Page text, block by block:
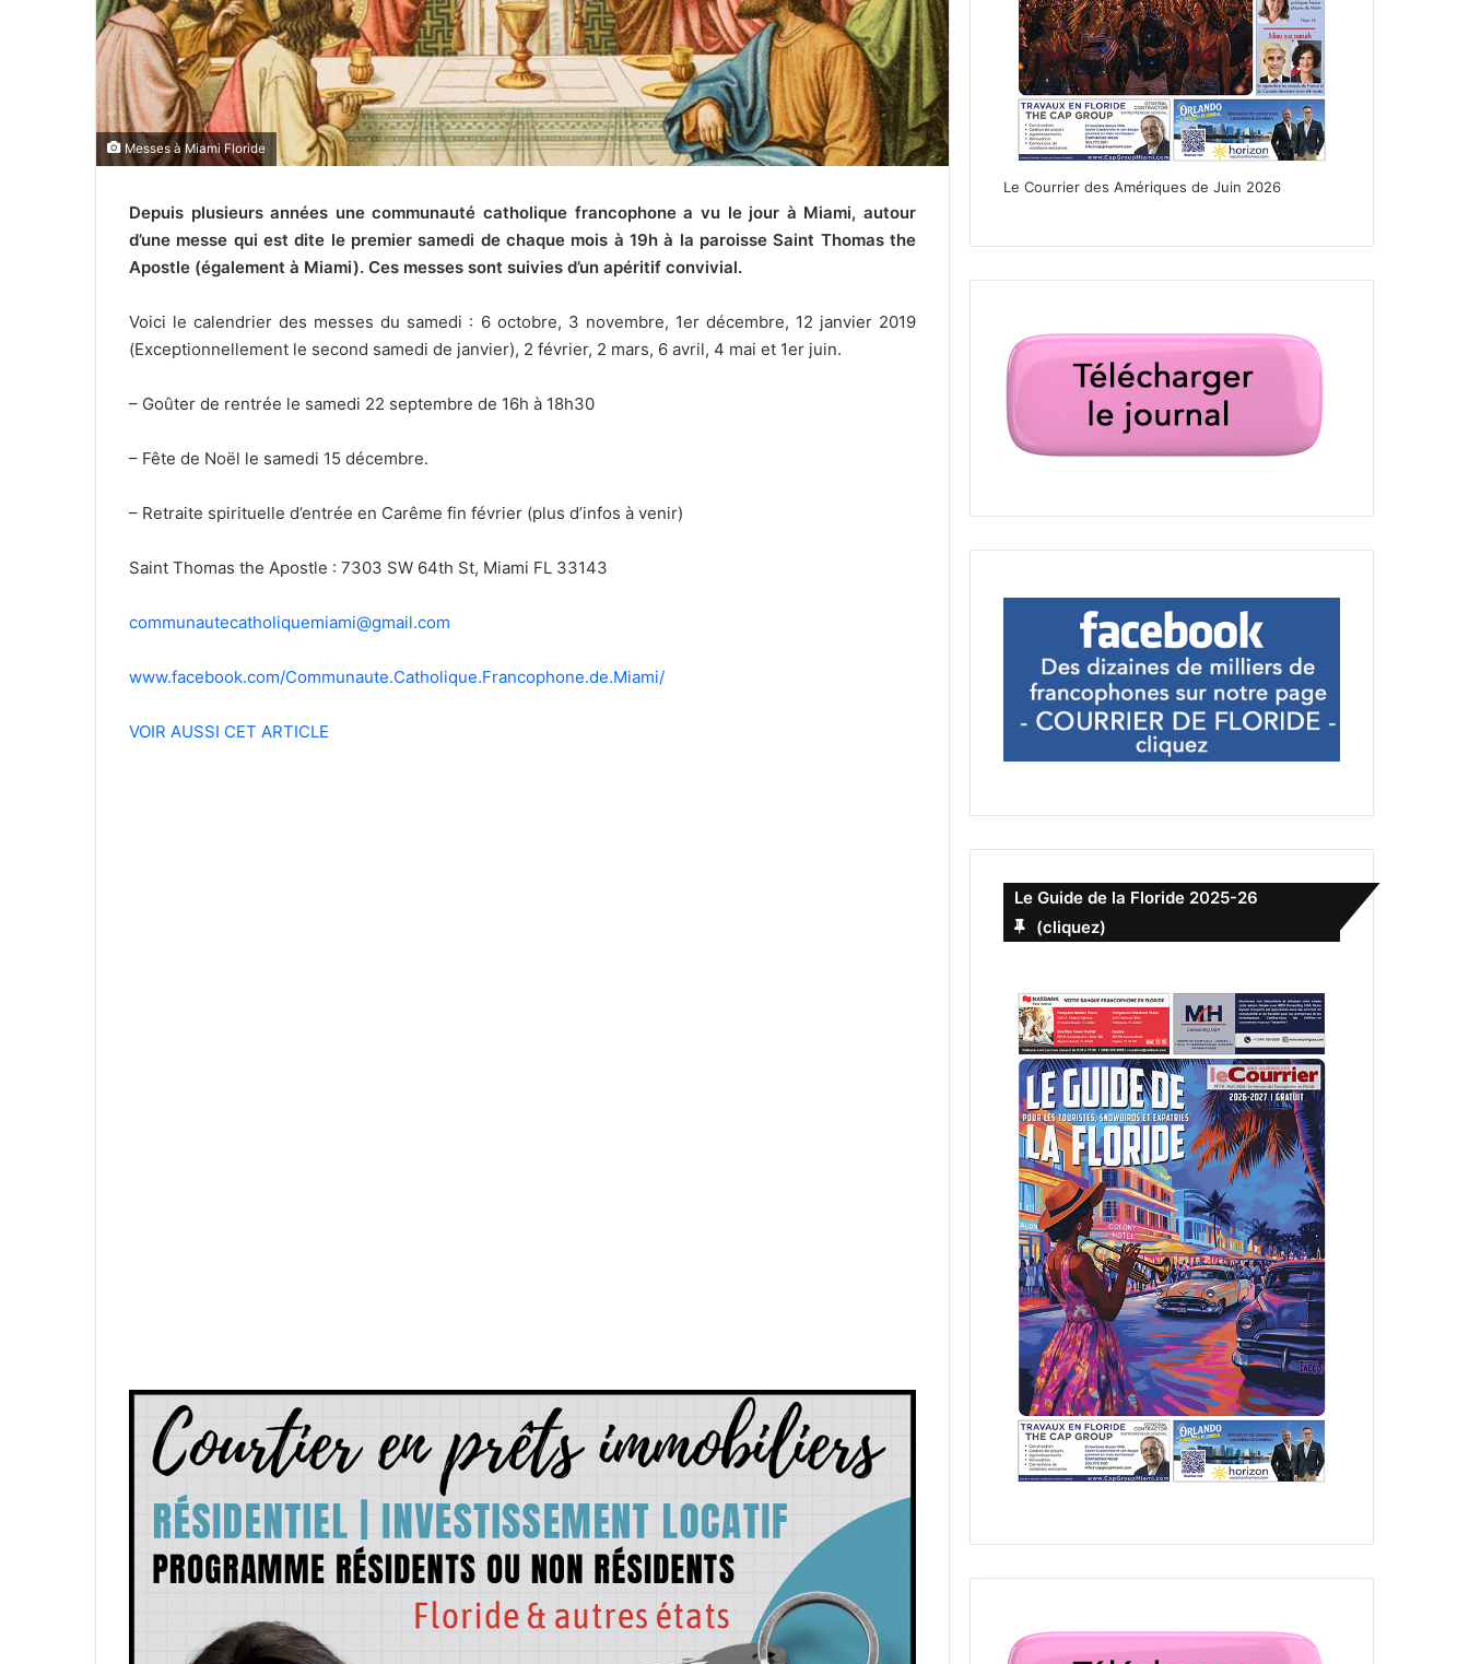
l
Messes à Miami Floride
Depuis plusieurs années une communauté catholique francophone a vu le jour à Miami, autour
d’une messe qui est dite le premier samedi de chaque mois à 19h à la paroisse Saint Thomas the
Apostle (également à Miami). Ces messes sont suivies d’un apéritif convivial.
Voici le calendrier des messes du samedi : 6 octobre, 3 novembre, 1er décembre, 12 janvier 2019
(Exceptionnellement le second samedi de janvier), 2 février, 2 mars, 6 avril, 4 mai et 1er juin.
– Goûter de rentrée le samedi 22 septembre de 16h à 18h30
– Fête de Noël le samedi 15 décembre.
– Retraite spirituelle d’entrée en Carême fin février (plus d’infos à venir)
Saint Thomas the Apostle : 7303 SW 64th St, Miami FL 33143
communautecatholiquemiami@gmail.com
www.facebook.com/Communaute.Catholique.Francophone.de.Miami/
VOIR AUSSI CET ARTICLE
Le Courrier des Amériques de Juin 2026
Le Guide de la Floride 2025-26
(cliquez)